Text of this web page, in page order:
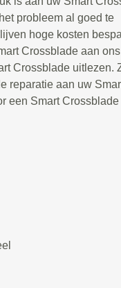
probleem al goed te
hoge kosten
Crossblade aan
Crossblade uitlezen.
reparatie aan uw
een Smart Crossblade